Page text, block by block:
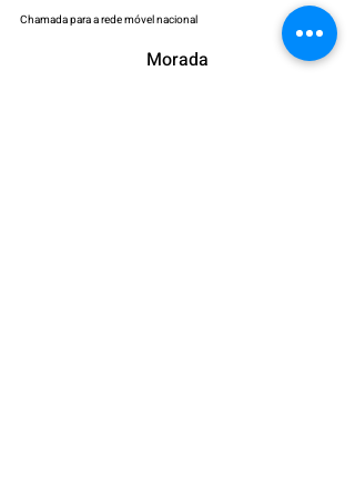
Chamada para a rede móvel nacional
Morada